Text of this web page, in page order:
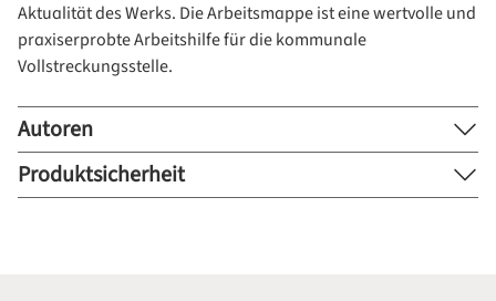
Aktualität des Werks. Die Arbeitsmappe ist eine wertvolle und
praxiserprobte Arbeitshilfe für die kommunale
Vollstreckungsstelle.
Autoren
Produktsicherheit